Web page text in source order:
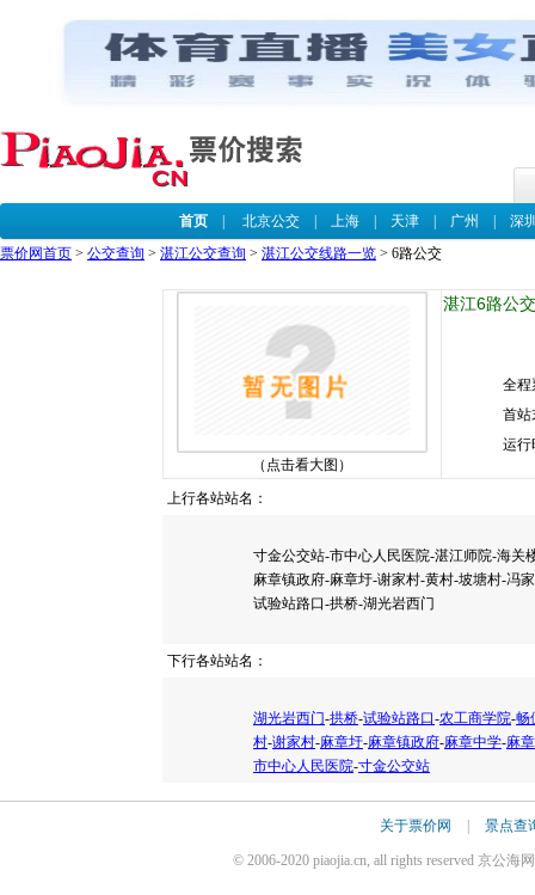
首页| 北京公交| 上海| 天津| 广州
深
票价网首页 > 公交查询 > 湛江公交查询 > 湛江公交线路一览 > 6路公交
（点击看大图）
湛江6路公
全程
首站
运行
上行各站站名：
寸金公交站-市中心人民医院-湛江师院-海关
麻章镇政府-麻章圩-谢家村-黄村-坡塘村-冯
试验站路口-拱桥-湖光岩西门
下行各站站名：
湖光岩西门-拱桥-试验站路口-农工商学院-畅
村-谢家村-麻章圩-麻章镇政府-麻章中学-麻
市中心人民医院-寸金公交站
关于票价网 景点查
© 2006-2020 piaojia.cn, all rights reserved 京公海